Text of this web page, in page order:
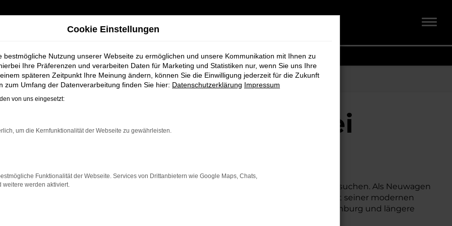
bei Schmidt + Koch
für Oldenburg bei
für Oldenburg ein hochwertiges Fahrzeug zu einem besonders attraktiven Preis suchen. Als Neuwagen
Vorteile eines neuen Fahrzeugs, jedoch zu deutlich besseren Konditionen. Mit seiner modernen
Sicherheitsfeatures ist der Golf die ideale Lösung für den Stadtverkehr für Oldenburg und längere
Cookie Einstellungen
bestmögliche Nutzung unserer Webseite zu ermöglichen und unsere Kommunikation mit Ihnen zu
Ihre Präferenzen und verarbeiten Daten für Marketing und Statistiken nur, wenn Sie uns Ihre
späteren Zeitpunkt Ihre Meinung ändern, können Sie die Einwilligung jederzeit für die Zukunft
zum Umfang der Datenverarbeitung finden Sie hier: Datenschutzerklärung Impressum
von uns eingesetzt:
um die Kernfunktionalität der Webseite zu gewährleisten.
Funktionalität der Webseite. Services von Drittanbietern wie Google Maps, Chats,
weitere werden aktiviert.